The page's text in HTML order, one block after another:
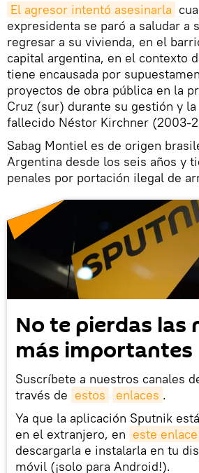
El agresor intentó asesinarla
expresidenta se paró a saludar a
regresar a su vivienda, en el
capital argentina, en el contexto
tiene encausada por
proyectos de obra pública en la
Cruz (sur) durante su gestión y
fallecido Néstor Kirchner (2003-
Sabag Montiel es de origen
Argentina desde los seis años y
penales por portación ilegal de
No te pierdas las
más importantes
Suscríbete a nuestros canales
través de estos enlaces .
Ya que la aplicación Sputnik
en el extranjero, en este enlace
descargarla e instalarla en tu
móvil (¡solo para Android!).